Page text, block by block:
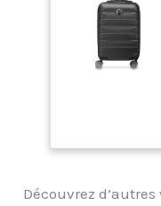
Découvrez